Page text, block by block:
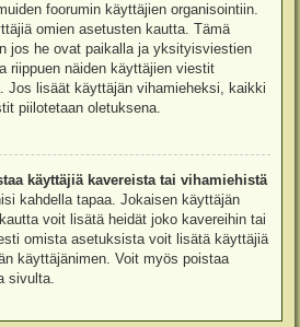
foorumin käyttäjien organisointiin.
omien asetusten kautta. Tämä
jos he ovat paikalla ja yksityisviestien
riippuen näiden käyttäjien viestit
Jos lisäät käyttäjän vihamieheksi, kaikki
piilotetaan oletuksena.
käyttäjiä kavereista tai vihamiehistä
kahdella tapaa. Jokaisen käyttäjän
voit lisätä heidät joko kavereihin tai
omista asetuksista voit lisätä käyttäjiä
käyttäjänimen. Voit myös poistaa
sivulta.